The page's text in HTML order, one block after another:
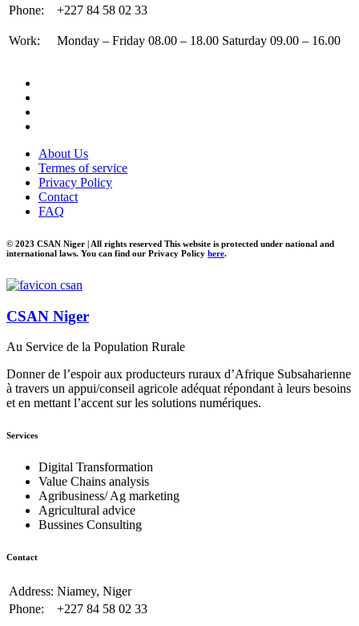
Phone:
+227 84 58 02 33
Work: Monday – Friday 08.00 – 18.00 Saturday 09.00 – 16.00
About Us
Termes of service
Privacy Policy
Contact
FAQ
© 2023 CSAN Niger | All rights reserved This website is protected under national and
international laws. You can find our Privacy Policy here.
CSAN Niger
Au Service de la Population Rurale
Donner de l’espoir aux producteurs ruraux d’Afrique Subsaharienne
à travers un appui/conseil agricole adéquat répondant à leurs besoins
et en mettant l’accent sur les solutions numériques.
Services
Digital Transformation
Value Chains analysis
Agribusiness/ Ag marketing
Agricultural advice
Bussines Consulting
Contact
Address: Niamey, Niger
Phone:
+227 84 58 02 33